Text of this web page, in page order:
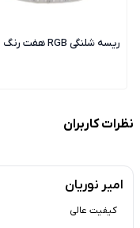
ریسه شلنگی RGB هفت رنگ
نظرات کاربران
امیر نوریان
کیفیت عالی